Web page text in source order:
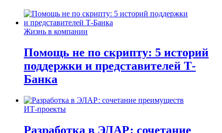
Жизнь в компании
Помощь не по скрипту: 5 историй
поддержки и представителей Т-
Банка
ИТ-проекты
Разработка в ЭЛАР: сочетание